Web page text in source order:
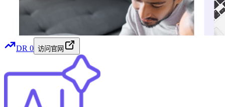
DR 0 访问官网